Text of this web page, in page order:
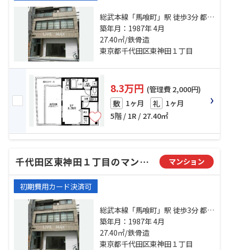
総武本線「馬喰町」駅 徒歩3分 都営
新宿線「馬喰横山」駅 徒歩5分 都営
浅草線「東日本橋」駅 徒歩6分
築年月：1987年 4月
27.40㎡/鉄骨造
東京都千代田区東神田１丁目
8.3万円 (管理費 2,000円)
敷 1ヶ月 礼 1ヶ月
5階 / 1R / 27.40㎡
千代田区東神田１丁目のマンション マンション
初期費用カード決済可
総武本線「馬喰町」駅 徒歩3分 都営
新宿線「馬喰横山」駅 徒歩5分 都営
浅草線「東日本橋」駅 徒歩6分
築年月：1987年 4月
27.40㎡/鉄骨造
東京都千代田区東神田１丁目